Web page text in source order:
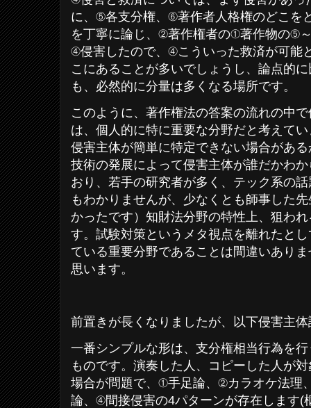
に、⑤各支分権、⑥著作者人格権のどこを
を丁寧に論じ、②著作権者の①著作物の⑤
④侵害したので、④こういった救済が可能
こにあることが多いでしょうし、論点的
も、必然的に分量は多くなる場所です。
このように、著作権法の答案の流れの中
は、個人的に特に重要な分野だと考えて
侵害主体が簡単に特定できない場合があ
技術の発展によって侵害主体が誰だかわ
おり、若手の研究者が多く、テック系の
もわかりませんが、少なくとも師事した
かったです）知財法分野の特性上、狙わ
す。試験対策というメタ視点を離れたと
ている重要分野であることは間違いあり
思います。
前置きが長くなりましたが、以下侵害主
一番シンプルな形は、支分権相当行為を
ものです。演奏した人、コピーした人が
場合が問題で、①手足論、②カラオケ法理
論、④間接侵害の4パターンが存在します(